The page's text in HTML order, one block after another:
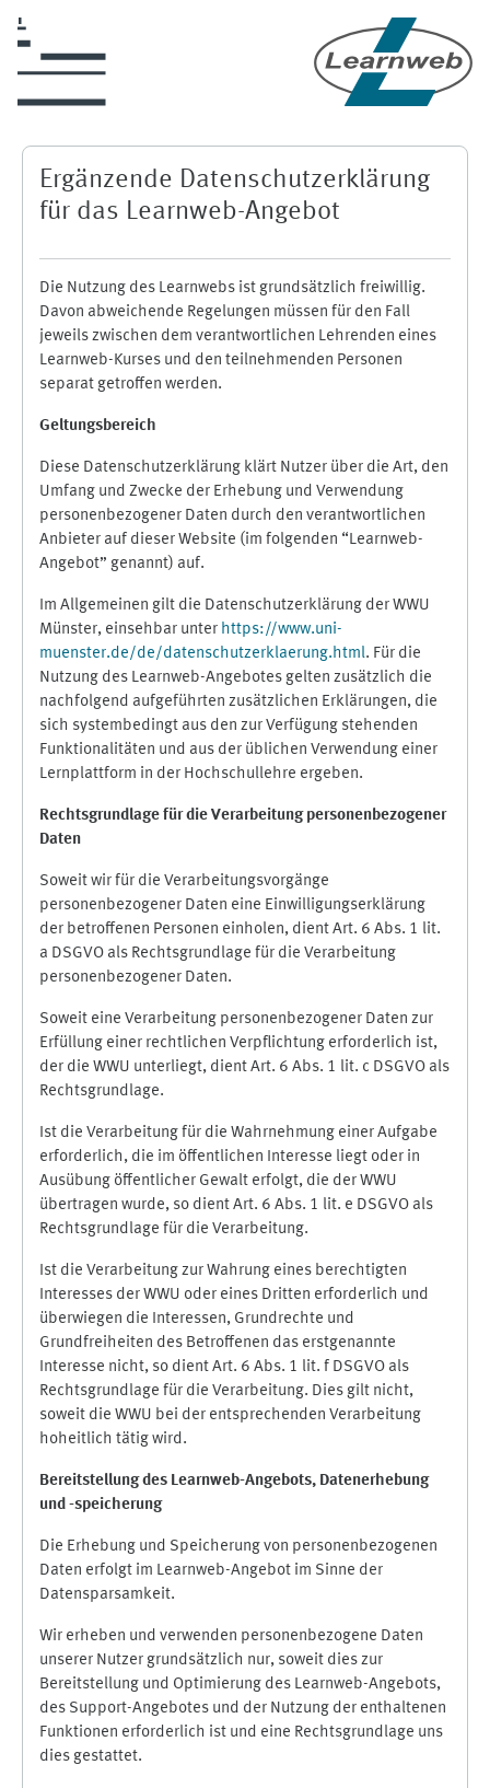
Ergänzende Datenschutzerklärung
für das Learnweb-Angebot
Die Nutzung des Learnwebs ist grundsätzlich freiwillig.
Davon abweichende Regelungen müssen für den Fall
jeweils zwischen dem verantwortlichen Lehrenden eines
Learnweb-Kurses und den teilnehmenden Personen
separat getroffen werden.
Geltungsbereich
Diese Datenschutzerklärung klärt Nutzer über die Art, den
Umfang und Zwecke der Erhebung und Verwendung
personenbezogener Daten durch den verantwortlichen
Anbieter auf dieser Website (im folgenden “Learnweb-
Angebot” genannt) auf.
Im Allgemeinen gilt die Datenschutzerklärung der WWU
Münster, einsehbar unter https://www.uni-
muenster.de/de/datenschutzerklaerung.html. Für die
Nutzung des Learnweb-Angebotes gelten zusätzlich die
nachfolgend aufgeführten zusätzlichen Erklärungen, die
sich systembedingt aus den zur Verfügung stehenden
Funktionalitäten und aus der üblichen Verwendung einer
Lernplattform in der Hochschullehre ergeben.
Rechtsgrundlage für die Verarbeitung personenbezogener
Daten
Soweit wir für die Verarbeitungsvorgänge
personenbezogener Daten eine Einwilligungserklärung
der betroffenen Personen einholen, dient Art. 6 Abs. 1 lit.
a DSGVO als Rechtsgrundlage für die Verarbeitung
personenbezogener Daten.
Soweit eine Verarbeitung personenbezogener Daten zur
Erfüllung einer rechtlichen Verpflichtung erforderlich ist,
der die WWU unterliegt, dient Art. 6 Abs. 1 lit. c DSGVO als
Rechtsgrundlage.
Ist die Verarbeitung für die Wahrnehmung einer Aufgabe
erforderlich, die im öffentlichen Interesse liegt oder in
Ausübung öffentlicher Gewalt erfolgt, die der WWU
übertragen wurde, so dient Art. 6 Abs. 1 lit. e DSGVO als
Rechtsgrundlage für die Verarbeitung.
Ist die Verarbeitung zur Wahrung eines berechtigten
Interesses der WWU oder eines Dritten erforderlich und
überwiegen die Interessen, Grundrechte und
Grundfreiheiten des Betroffenen das erstgenannte
Interesse nicht, so dient Art. 6 Abs. 1 lit. f DSGVO als
Rechtsgrundlage für die Verarbeitung. Dies gilt nicht,
soweit die WWU bei der entsprechenden Verarbeitung
hoheitlich tätig wird.
Bereitstellung des Learnweb-Angebots, Datenerhebung
und -speicherung
Die Erhebung und Speicherung von personenbezogenen
Daten erfolgt im Learnweb-Angebot im Sinne der
Datensparsamkeit.
Wir erheben und verwenden personenbezogene Daten
unserer Nutzer grundsätzlich nur, soweit dies zur
Bereitstellung und Optimierung des Learnweb-Angebots,
des Support-Angebotes und der Nutzung der enthaltenen
Funktionen erforderlich ist und eine Rechtsgrundlage uns
dies gestattet.